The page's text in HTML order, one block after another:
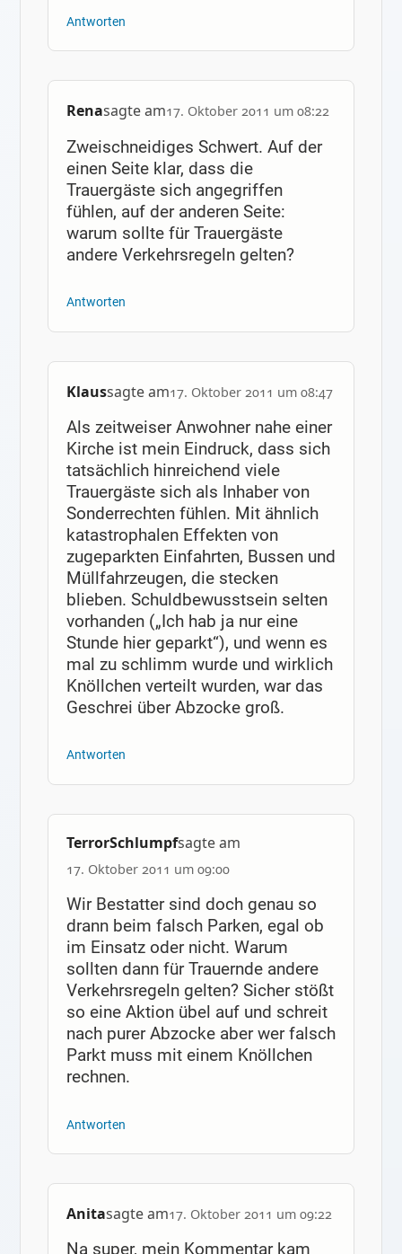
Antworten
Renasagte am17. Oktober 2011 um 08:22
Zweischneidiges Schwert. Auf der
einen Seite klar, dass die
Trauergäste sich angegriffen
fühlen, auf der anderen Seite:
warum sollte für Trauergäste
andere Verkehrsregeln gelten?
Antworten
Klaussagte am17. Oktober 2011 um 08:47
Als zeitweiser Anwohner nahe einer
Kirche ist mein Eindruck, dass sich
tatsächlich hinreichend viele
Trauergäste sich als Inhaber von
Sonderrechten fühlen. Mit ähnlich
katastrophalen Effekten von
zugeparkten Einfahrten, Bussen und
Müllfahrzeugen, die stecken
blieben. Schuldbewusstsein selten
vorhanden („Ich hab ja nur eine
Stunde hier geparkt“), und wenn es
mal zu schlimm wurde und wirklich
Knöllchen verteilt wurden, war das
Geschrei über Abzocke groß.
Antworten
TerrorSchlumpfsagte am
17. Oktober 2011 um 09:00
Wir Bestatter sind doch genau so
drann beim falsch Parken, egal ob
im Einsatz oder nicht. Warum
sollten dann für Trauernde andere
Verkehrsregeln gelten? Sicher stößt
so eine Aktion übel auf und schreit
nach purer Abzocke aber wer falsch
Parkt muss mit einem Knöllchen
rechnen.
Antworten
Anitasagte am17. Oktober 2011 um 09:22
Na super, mein Kommentar kam